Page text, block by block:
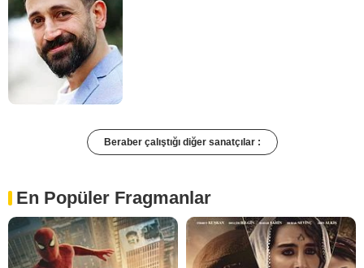
Beraber çalıştığı diğer sanatçılar :
En Popüler Fragmanlar